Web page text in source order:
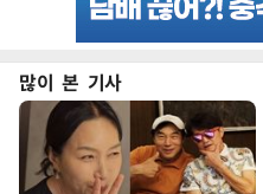
많이 본 기사